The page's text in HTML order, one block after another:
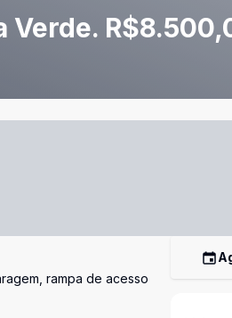
Verde.
rampa de acesso